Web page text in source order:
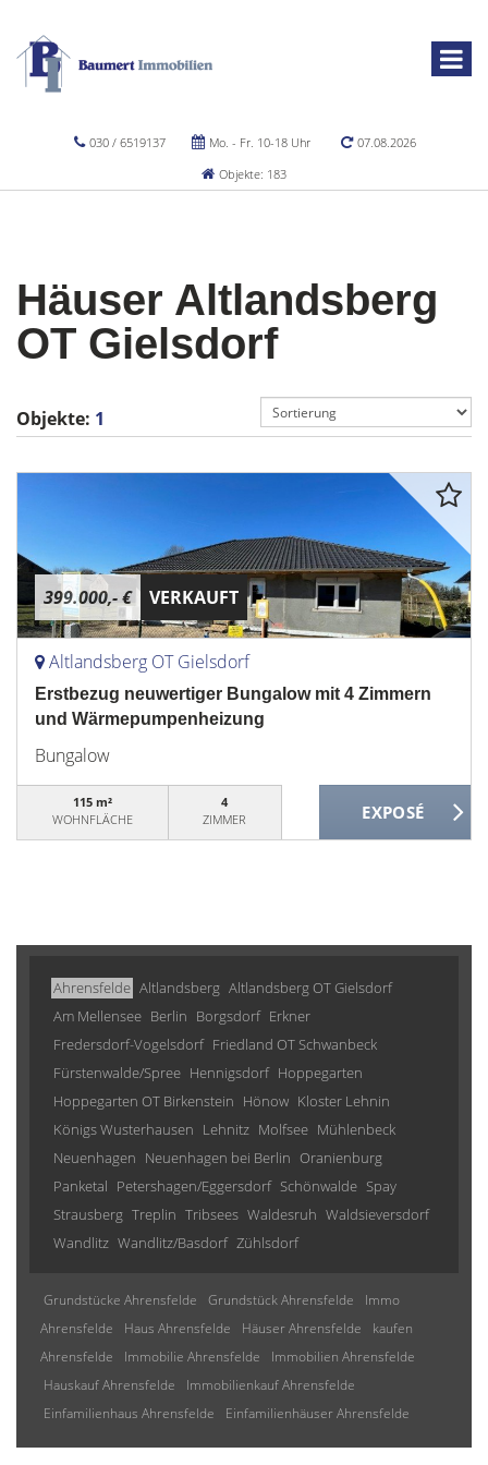
030 / 6519137 Mo. - Fr. 10-18 Uhr
07.08.2026
Objekte: 183
Häuser Altlandsberg
OT Gielsdorf
Objekte: 1
399.000,- € VERKAUFT
Altlandsberg OT Gielsdorf
Erstbezug neuwertiger Bungalow mit 4 Zimmern
und Wärmepumpenheizung
Bungalow
115 m²
WOHNFLÄCHE
4
ZIMMER
Ahrensfelde Altlandsberg Altlandsberg OT Gielsdorf
Am Mellensee Berlin Borgsdorf Erkner
Fredersdorf-Vogelsdorf Friedland OT Schwanbeck
Fürstenwalde/Spree Hennigsdorf Hoppegarten
Hoppegarten OT Birkenstein Hönow Kloster Lehnin
Königs Wusterhausen Lehnitz Molfsee Mühlenbeck
Neuenhagen Neuenhagen bei Berlin Oranienburg
Panketal Petershagen/Eggersdorf Schönwalde Spay
Strausberg Treplin Tribsees Waldesruh Waldsieversdorf
Wandlitz Wandlitz/Basdorf Zühlsdorf
Grundstücke Ahrensfelde Grundstück Ahrensfelde
Immo
Ahrensfelde
Haus Ahrensfelde Häuser Ahrensfelde
kaufen
Ahrensfelde
Immobilie Ahrensfelde
Immobilien Ahrensfelde
Hauskauf Ahrensfelde
Immobilienkauf Ahrensfelde
Einfamilienhaus Ahrensfelde
Einfamilienhäuser Ahrensfelde